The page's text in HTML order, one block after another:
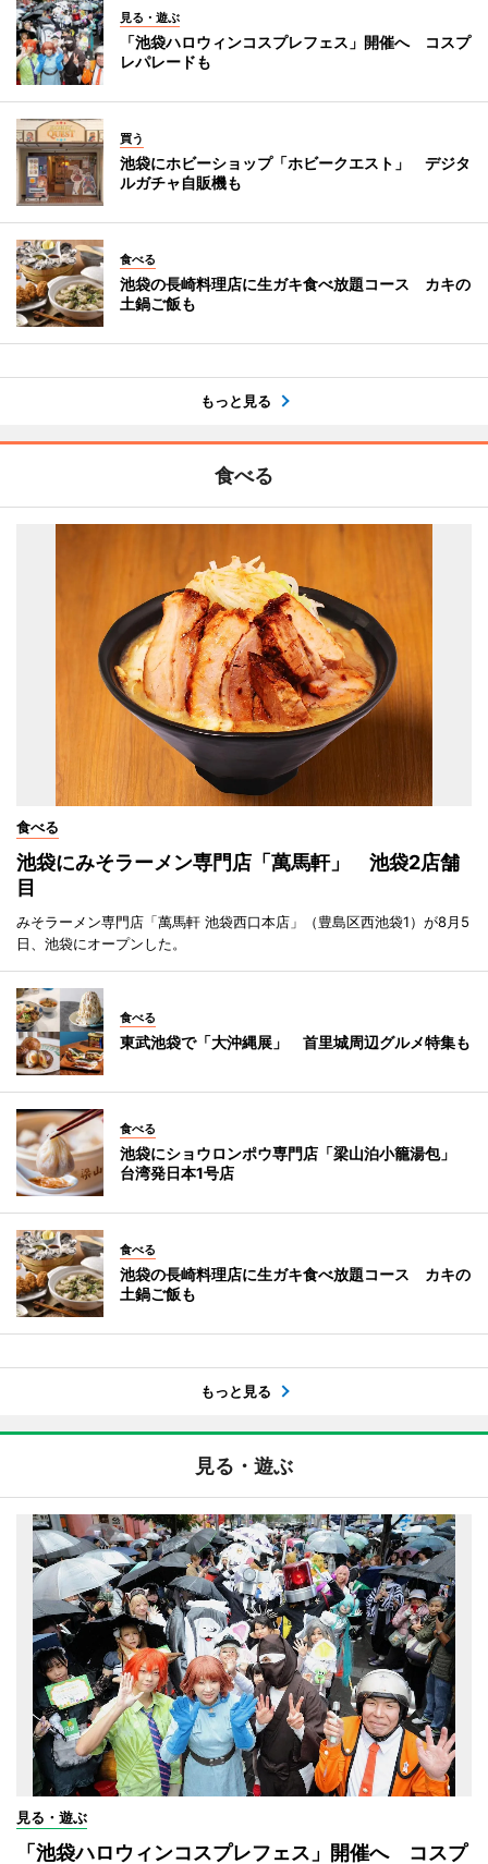
見る・遊ぶ
「池袋ハロウィンコスプレフェス」開催へ コスプ
レパレードも
買う
池袋にホビーショップ「ホビークエスト」 デジタ
ルガチャ自販機も
食べる
池袋の長崎料理店に生ガキ食べ放題コース カキの
土鍋ご飯も
もっと見る
食べる
食べる
池袋にみそラーメン専門店「萬馬軒」 池袋2店舗
目
みそラーメン専門店「萬馬軒 池袋西口本店」（豊島区西池袋1）が8月5
日、池袋にオープンした。
食べる
東武池袋で「大沖縄展」 首里城周辺グルメ特集も
食べる
池袋にショウロンポウ専門店「梁山泊小籠湯包」
台湾発日本1号店
食べる
池袋の長崎料理店に生ガキ食べ放題コース カキの
土鍋ご飯も
もっと見る
見る・遊ぶ
見る・遊ぶ
「池袋ハロウィンコスプレフェス」開催へ コスプ